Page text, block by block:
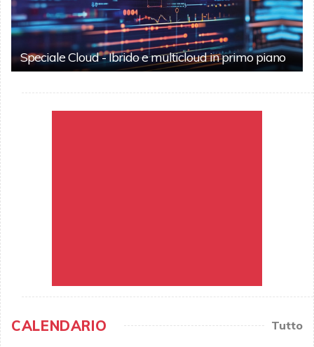
Speciale Cloud - Ibrido e multicloud in primo piano
CALENDARIO Tutto